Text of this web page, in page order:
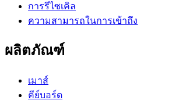
การรีไซเคิล
ความสามารถในการเข้าถึง
ผลิตภัณฑ์
เมาส์
คีย์บอร์ด